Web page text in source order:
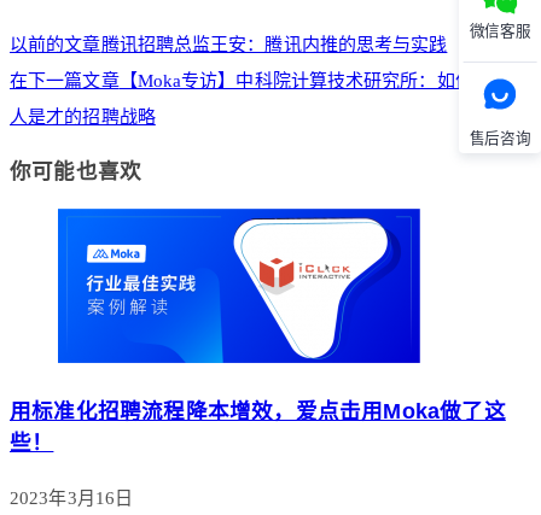
微信客服
售后咨询
以前的文章腾讯招聘总监王安：腾讯内推的思考与实践
在下一篇文章【Moka专访】中科院计算技术研究所：如何打造人
人是才的招聘战略
你可能也喜欢
用标准化招聘流程降本增效，爱点击用Moka做了这
些！
2023年3月16日